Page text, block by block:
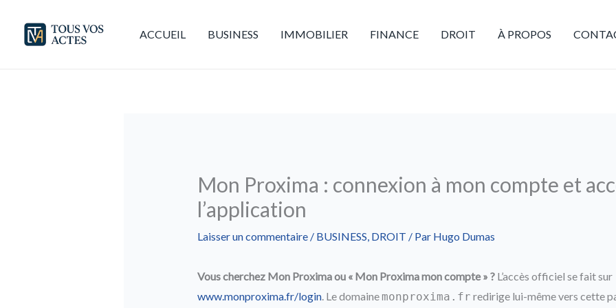
contenu
ACCUEIL BUSINESS IMMOBILIER FINANCE DROIT À PROPOS
Mon Proxima : connexion à mon compte et
l’application
Laisser un commentaire / BUSINESS, DROIT / Par Hugo Dumas
Vous cherchez Mon Proxima ou « Mon Proxima mon compte » ?L’accès officiel se fait sur
www.monproxima.fr/login. Le domaine monproxima.fr redirige lui-même vers cette